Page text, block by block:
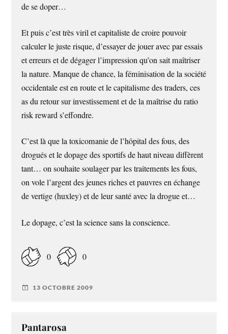
de se doper…
Et puis c’est très viril et capitaliste de croire pouvoir
calculer le juste risque, d’essayer de jouer avec par essais
et erreurs et de dégager l’impression qu’on sait maîtriser
la nature. Manque de chance, la féminisation de la société
occidentale est en route et le capitalisme des traders, ces
as du retour sur investissement et de la maîtrise du ratio
risk reward s’effondre.
C’est là que la toxicomanie de l’hôpital des fous, des
drogués et le dopage des sportifs de haut niveau diffèrent
tant… on souhaite soulager par les traitements les fous,
on vole l’argent des jeunes riches et pauvres en échange
de vertige (huxley) et de leur santé avec la drogue et…
Le dopage, c’est la science sans la conscience.
0 0
13 OCTOBRE 2009
Pantarosa